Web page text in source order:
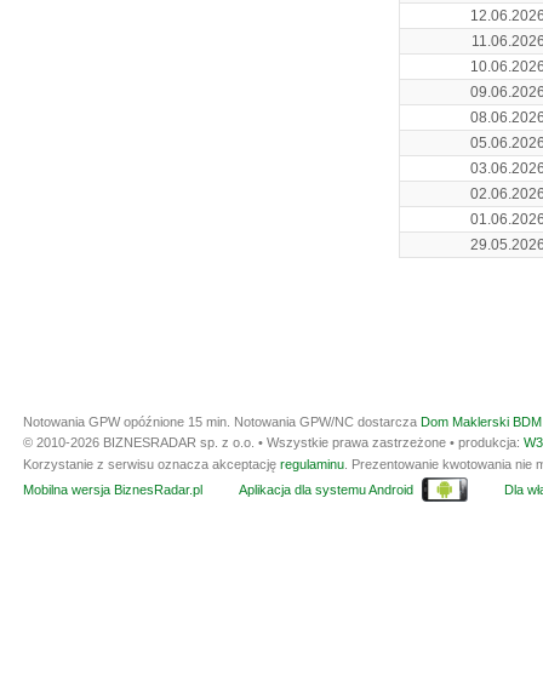
Notowania GPW opóźnione 15 min. Notowania GPW/NC dostarcza Dom Maklerski
© 2010-2026 BIZNESRADAR sp. z o.o. • Wszystkie prawa zastrzeżone • produkcja:
Korzystanie z serwisu oznacza akceptację regulaminu . Prezentowanie kwotowania
Mobilna wersja BiznesRadar.pl
Aplikacja dla systemu Android Dla